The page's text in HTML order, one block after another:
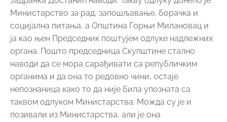
Министарство за рад, запошљавање, борачка и
социјална питања, а Општина Горњи Милановац и
ја као њен Председник поштујем одлуке надлежних
органа. Пошто председница Скупштине стално
наводи да се мора сарађивати са републичким
органима и да она то редовно чини, остаје
непознаница како то да није била упозната са
таквом одлуком Министарства. Можда су је и
позивали из Министарства, али је она